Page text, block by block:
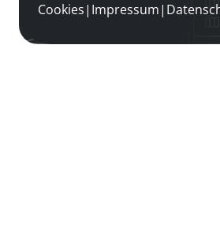
Cookies| Impressum|